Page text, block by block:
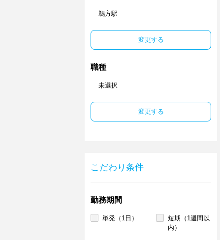
鵜方駅
変更する
職種
未選択
変更する
こだわり条件
勤務期間
単発（1日）
短期（1週間以
内）